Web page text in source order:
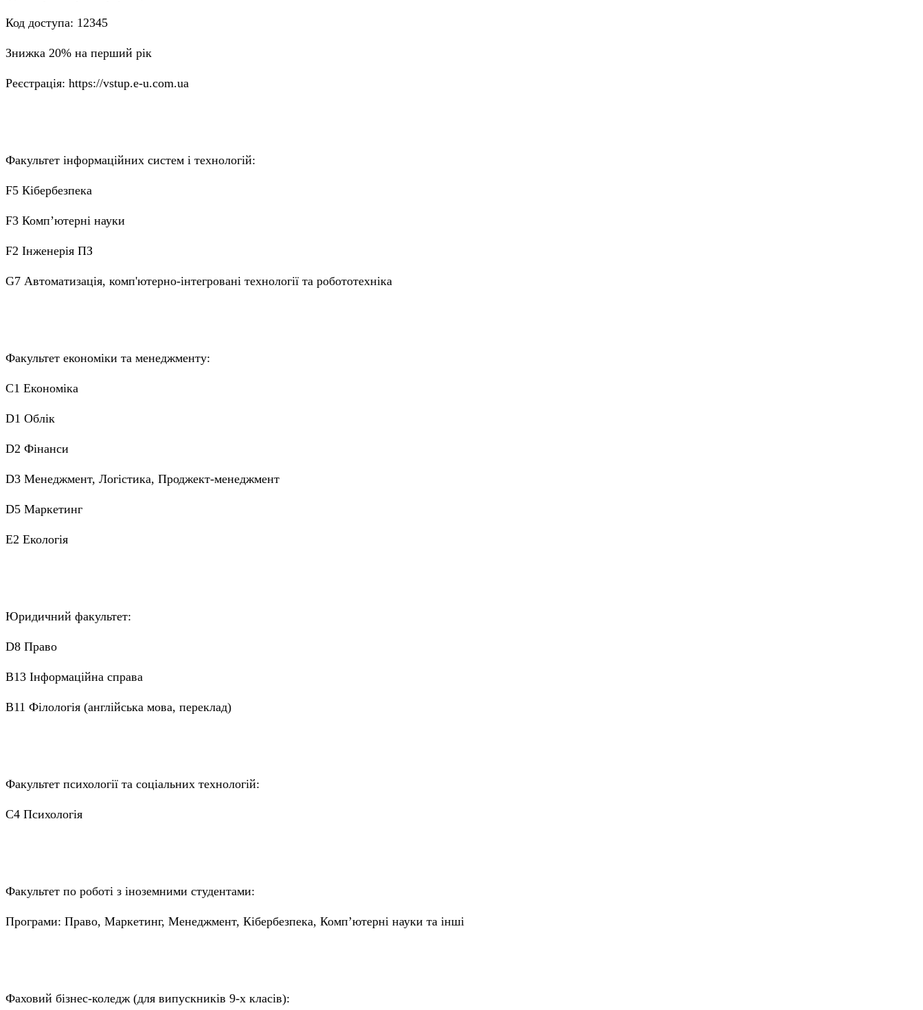
Код доступа: 12345
Знижка 20% на перший рік
Реєстрація: https://vstup.e-u.com.ua
Факультет інформаційних систем і технологій:
F5 Кібербезпека
F3 Комп’ютерні науки
F2 Інженерія ПЗ
G7 Автоматизація, комп'ютерно-інтегровані технології та робототехніка
Факультет економіки та менеджменту:
C1 Економіка
D1 Облік
D2 Фінанси
D3 Менеджмент, Логістика, Проджект-менеджмент
D5 Маркетинг
E2 Екологія
Юридичний факультет:
D8 Право
B13 Інформаційна справа
B11 Філологія (англійська мова, переклад)
Факультет психології та соціальних технологій:
C4 Психологія
Факультет по роботі з іноземними студентами:
Програми: Право, Маркетинг, Менеджмент, Кібербезпека, Комп’ютерні науки та інші
Фаховий бізнес-коледж (для випускників 9-х класів):